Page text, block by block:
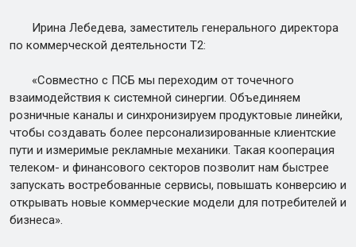
Ирина Лебедева, заместитель генерального директора
по коммерческой деятельности Т2:
«Совместно с ПСБ мы переходим от точечного
взаимодействия к системной синергии. Объединяем
розничные каналы и синхронизируем продуктовые линейки,
чтобы создавать более персонализированные клиентские
пути и измеримые рекламные механики. Такая кооперация
телеком- и финансового секторов позволит нам быстрее
запускать востребованные сервисы, повышать конверсию и
открывать новые коммерческие модели для потребителей и
бизнеса».